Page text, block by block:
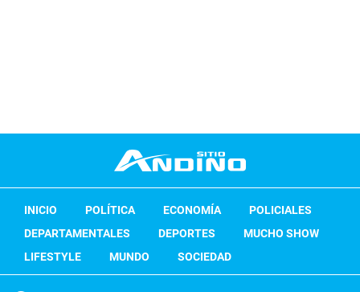
INICIO POLÍTICA ECONOMÍA
POLICIALES
DEPARTAMENTALES
DEPORTES
MUCHO SHOW
LIFESTYLE
MUNDO SOCIEDAD